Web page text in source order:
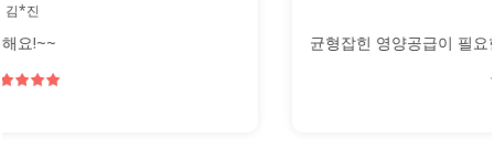
균형잡힌 영양공급이 필요한 분들에게 좋아요